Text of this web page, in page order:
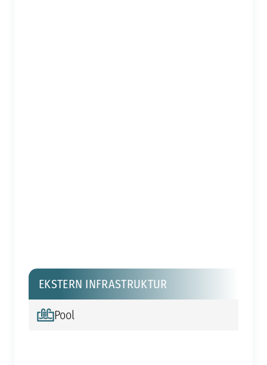
EKSTERN INFRASTRUKTUR
Pool